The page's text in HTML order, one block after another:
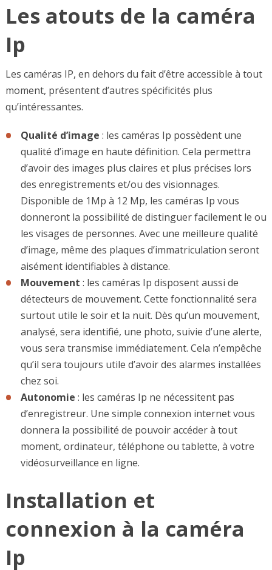
Les atouts de la caméra
Ip
Les caméras IP, en dehors du fait d’être accessible à tout
moment, présentent d’autres spécificités plus
qu’intéressantes.
Qualité d’image : les caméras Ip possèdent une
qualité d’image en haute définition. Cela permettra
d’avoir des images plus claires et plus précises lors
des enregistrements et/ou des visionnages.
Disponible de 1Mp à 12 Mp, les caméras Ip vous
donneront la possibilité de distinguer facilement le ou
les visages de personnes. Avec une meilleure qualité
d’image, même des plaques d’immatriculation seront
aisément identifiables à distance.
Mouvement : les caméras Ip disposent aussi de
détecteurs de mouvement. Cette fonctionnalité sera
surtout utile le soir et la nuit. Dès qu’un mouvement,
analysé, sera identifié, une photo, suivie d’une alerte,
vous sera transmise immédiatement. Cela n’empêche
qu’il sera toujours utile d’avoir des alarmes installées
chez soi.
Autonomie : les caméras Ip ne nécessitent pas
d’enregistreur. Une simple connexion internet vous
donnera la possibilité de pouvoir accéder à tout
moment, ordinateur, téléphone ou tablette, à votre
vidéosurveillance en ligne.
Installation et
connexion à la caméra
Ip